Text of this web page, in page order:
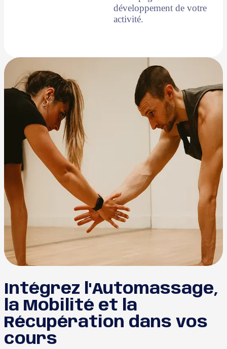
développement de votre
activité.
Intégrez l'Automassage,
la Mobilité et la
Récupération dans vos
cours